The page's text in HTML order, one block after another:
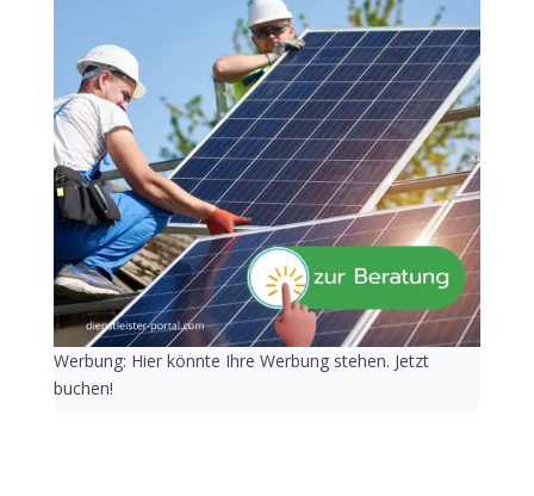
Werbung: Hier könnte Ihre Werbung stehen. Jetzt
buchen!